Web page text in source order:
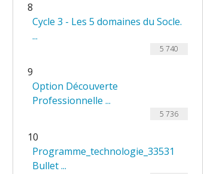
8
Cycle 3 - Les 5 domaines du Socle.
...
5 740
9
Option Découverte
Professionnelle ...
5 736
10
Programme_technologie_33531
Bullet ...